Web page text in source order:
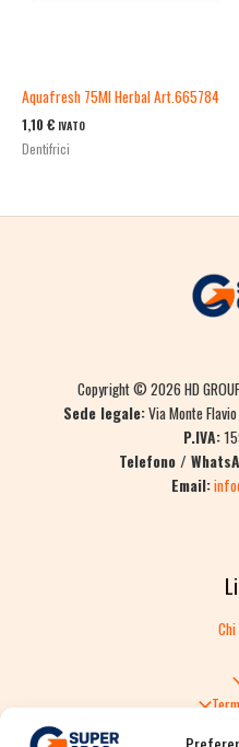
Aquafresh 75Ml Herbal Art.665784
1,10 € IVATO
Dentifrici
Copyright © 2026 HD
Sede legale:Via Monte
P.IVA:
Telefono /
Email: